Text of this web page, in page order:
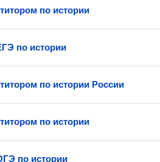
по истории
по истории
по истории России
по истории
по истории